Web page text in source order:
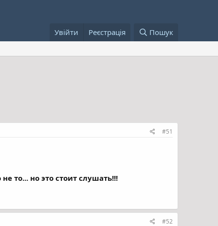
Увійти Реєстрація Пошук
#51
то... но это стоит слушать!!!
#52